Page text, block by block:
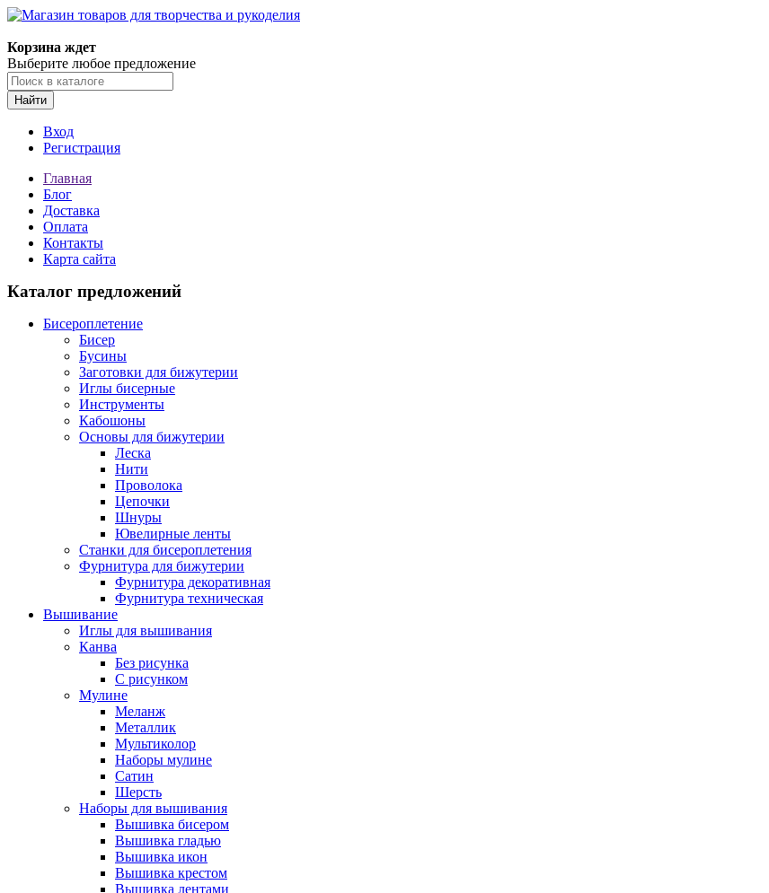
Корзина ждет
Выберите любое предложение
Найти
Вход
Регистрация
Главная
Блог
Доставка
Оплата
Контакты
Карта сайта
Каталог предложений
Бисероплетение
Бисер
Бусины
Заготовки для бижутерии
Иглы бисерные
Инструменты
Кабошоны
Основы для бижутерии
Леска
Нити
Проволока
Цепочки
Шнуры
Ювелирные ленты
Станки для бисероплетения
Фурнитура для бижутерии
Фурнитура декоративная
Фурнитура техническая
Вышивание
Иглы для вышивания
Канва
Без рисунка
С рисунком
Мулине
Меланж
Металлик
Мультиколор
Наборы мулине
Сатин
Шерсть
Наборы для вышивания
Вышивка бисером
Вышивка гладью
Вышивка икон
Вышивка крестом
Вышивка лентами